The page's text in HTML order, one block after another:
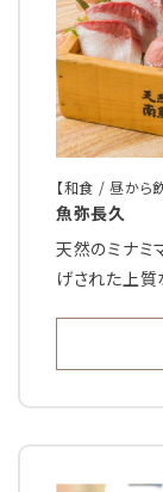
【和食 / 昼から
魚弥長久
天然のミナミ
げされた上